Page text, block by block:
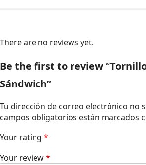
There are no reviews yet.
Be the first to review
Sándwich”
Tu dirección de correo electrónico no
campos obligatorios están marcados
Your rating *
Your review*